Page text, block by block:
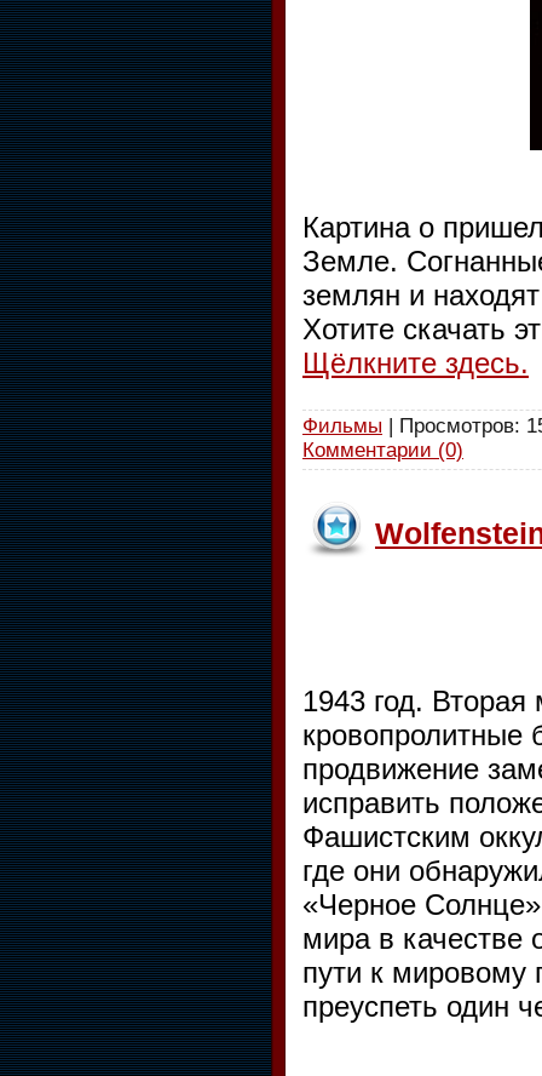
Картина о
Земле.
землян и
Хотите скачать
Щёлкните здесь.
Фильмы | Просмотров:
Комментарии (0)
1943 год.
кровопролитные
продвижение
исправить
Фашистским
где они
«Черное
мира в качестве
пути к мировому
преуспеть один